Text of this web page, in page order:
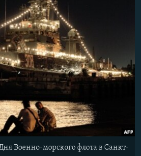
РАССЫЛКУ
Военно-морского флота в Санкт-